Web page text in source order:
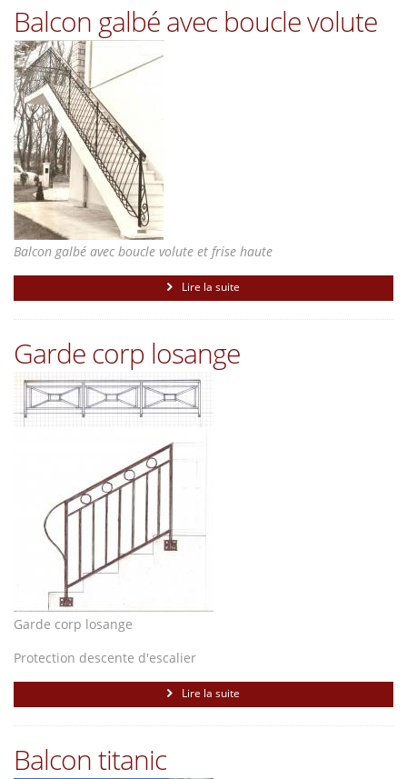
Balcon galbé avec boucle volute
Balcon galbé avec boucle volute et frise haute
Lire la suite
Garde corp losange
Garde corp losange
Protection descente d'escalier
Lire la suite
Balcon titanic